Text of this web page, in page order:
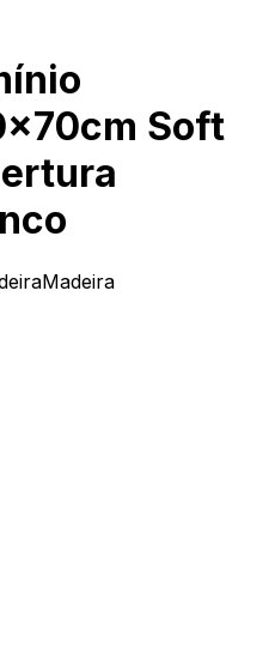
Soft